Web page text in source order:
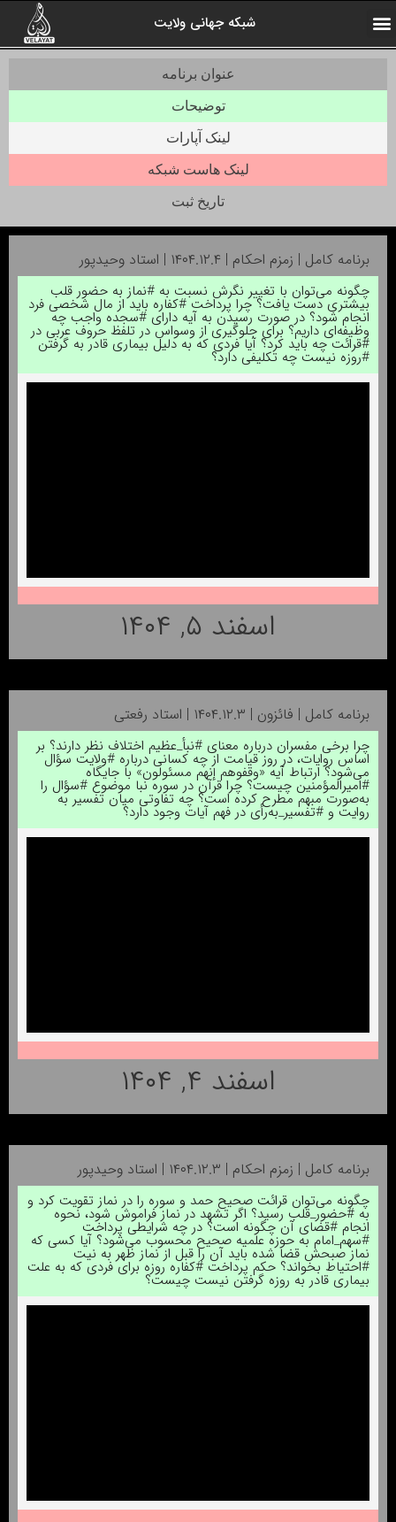
شبکه جهانی ولایت
عنوان برنامه
توضیحات
لینک آپارات
لینک هاست شبکه
تاریخ ثبت
برنامه کامل | زمزم احکام | ۱۴۰۴.۱۲.۴ | استاد وحیدپور
چگونه می‌توان با تغییر نگرش نسبت به #نماز به حضور قلب
بیشتری دست یافت؟ چرا پرداخت #کفاره باید از مال شخصی فرد
انجام شود؟ در صورت رسیدن به آیه دارای #سجده واجب چه
وظیفه‌ای داریم؟ برای جلوگیری از وسواس در تلفظ حروف عربی در
#قرائت چه باید کرد؟ آیا فردی که به دلیل بیماری قادر به گرفتن
#روزه نیست چه تکلیفی دارد؟
اسفند ۵, ۱۴۰۴
برنامه کامل | فائزون | ۱۴۰۴.۱۲.۳ | استاد رفعتی
چرا برخی مفسران درباره معنای #نبأ_عظیم اختلاف نظر دارند؟ بر
اساس روایات، در روز قیامت از چه کسانی درباره #ولایت سؤال
می‌شود؟ ارتباط آیه «وقفوهم إنهم مسئولون» با جایگاه
#امیرالمؤمنین چیست؟ چرا قرآن در سوره نبا موضوع #سؤال را
به‌صورت مبهم مطرح کرده است؟ چه تفاوتی میان تفسیر به
روایت و #تفسیر_به‌رأی در فهم آیات وجود دارد؟
اسفند ۴, ۱۴۰۴
برنامه کامل | زمزم احکام | ۱۴۰۴.۱۲.۳ | استاد وحیدپور
چگونه می‌توان قرائت صحیح حمد و سوره را در نماز تقویت کرد و
به #حضور_قلب رسید؟ اگر تشهد در نماز فراموش شود، نحوه
انجام #قضای آن چگونه است؟ در چه شرایطی پرداخت
#سهم_امام به حوزه علمیه صحیح محسوب می‌شود؟ آیا کسی که
نماز صبحش قضا شده باید آن را قبل از نماز ظهر به نیت
#احتیاط بخواند؟ حکم پرداخت #کفاره روزه برای فردی که به علت
بیماری قادر به روزه گرفتن نیست چیست؟